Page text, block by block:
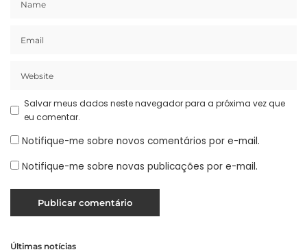
Salvar meus dados neste navegador para a próxima vez que
eu comentar.
Notifique-me sobre novos comentários por e-mail.
Notifique-me sobre novas publicações por e-mail.
Últimas notícias